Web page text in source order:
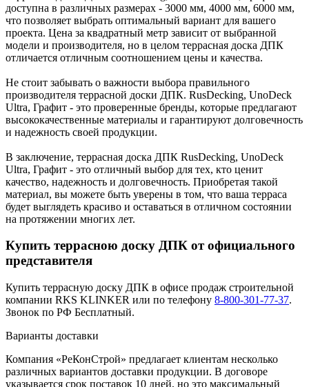
доступна в различных размерах - 3000 мм, 4000 мм, 6000 мм,
что позволяет выбрать оптимальный вариант для вашего
проекта. Цена за квадратный метр зависит от выбранной
модели и производителя, но в целом террасная доска ДПК
отличается отличным соотношением цены и качества.
Не стоит забывать о важности выбора правильного
производителя террасной доски ДПК. RusDecking, UnoDeck
Ultra, Графит - это проверенные бренды, которые предлагают
высококачественные материалы и гарантируют долговечность
и надежность своей продукции.
В заключение, террасная доска ДПК RusDecking, UnoDeck
Ultra, Графит - это отличный выбор для тех, кто ценит
качество, надежность и долговечность. Приобретая такой
материал, вы можете быть уверены в том, что ваша терраса
будет выглядеть красиво и оставаться в отличном состоянии
на протяжении многих лет.
Купить террасною доску ДПК от официального
представителя
Купить террасную доску ДПК в офисе продаж строительной
компании RKS KLINKER или по телефону 8-800-301-77-37.
Звонок по РФ Бесплатный.
Варианты доставки
Компания «РеКонСтрой» предлагает клиентам несколько
различных вариантов доставки продукции. В договоре
указывается срок поставок 10 дней, но это максимальный